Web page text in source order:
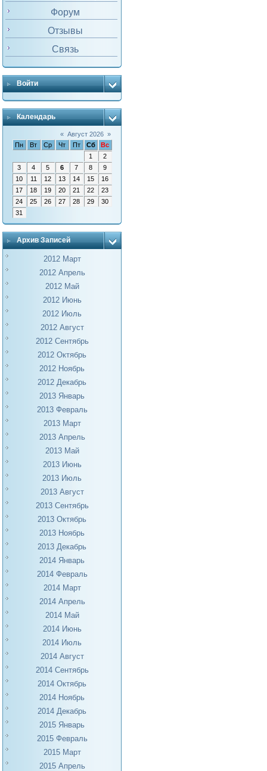
Форум
Отзывы
Связь
Войти
Календарь
« Август 2026 »
Пн
Вт Ср Чт Пт Сб
Вс
1
2
3
4 5 6 7 8
9
10
11 12 13 14 15
16
17
18 19 20 21 22
23
24
25 26 27 28 29
30
31
Архив Записей
2012 Март
2012 Апрель
2012 Май
2012 Июнь
2012 Июль
2012 Август
2012 Сентябрь
2012 Октябрь
2012 Ноябрь
2012 Декабрь
2013 Январь
2013 Февраль
2013 Март
2013 Апрель
2013 Май
2013 Июнь
2013 Июль
2013 Август
2013 Сентябрь
2013 Октябрь
2013 Ноябрь
2013 Декабрь
2014 Январь
2014 Февраль
2014 Март
2014 Апрель
2014 Май
2014 Июнь
2014 Июль
2014 Август
2014 Сентябрь
2014 Октябрь
2014 Ноябрь
2014 Декабрь
2015 Январь
2015 Февраль
2015 Март
2015 Апрель